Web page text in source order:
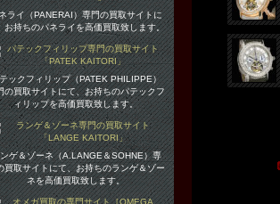
ライ（PANERAI）専門の買取サイトに
お持ちのパネライを高価買取致します。
ックフィリップ（PATEK PHILIPPE）
の買取サイトにて、お持ちのパテックフ
ィリップを高価買取致します。
ゲ＆ゾーネ（A.LANGE＆SOHNE）専
買取サイトにて、お持ちのランゲ＆ゾー
ネを高価買取致します。